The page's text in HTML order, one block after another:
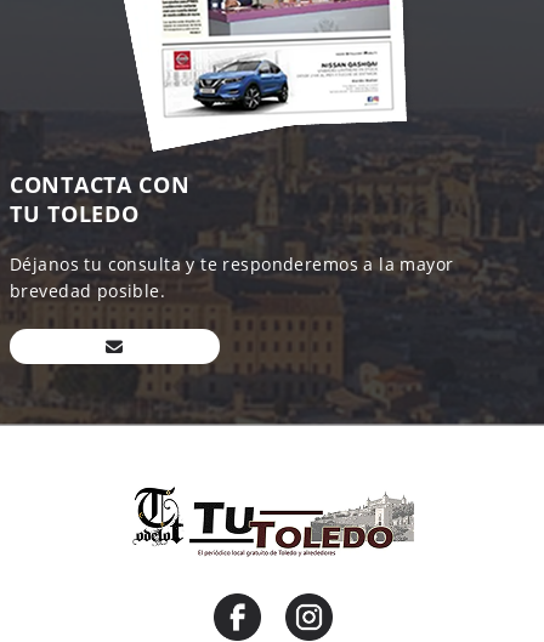
CONTACTA CON
TU TOLEDO
Déjanos tu consulta y te responderemos a la mayor
brevedad posible.